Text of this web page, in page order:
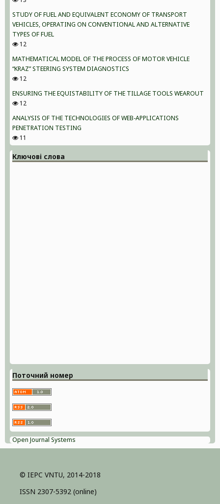
STUDY OF FUEL AND EQUIVALENT ECONOMY OF TRANSPORT
VEHICLES, OPERATING ON CONVENTIONAL AND ALTERNATIVE
TYPES OF FUEL
12
MATHEMATICAL MODEL OF THE PROCESS OF MOTOR VEHICLE
“KRAZ” STEERING SYSTEM DIAGNOSTICS
12
ENSURING THE EQUISTABILITY OF THE TILLAGE TOOLS WEAROUT
12
ANALYSIS OF THE TECHNOLOGIES OF WEB-APPLICATIONS
PENETRATION TESTING
11
Ключові слова
Поточний номер
Open Journal Systems
© IEPC VNTU, 2014-2018
ISSN 2307-5392 (online)